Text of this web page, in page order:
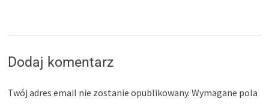
Dodaj komentarz
Twój adres email nie zostanie opublikowany. Wymagane pola